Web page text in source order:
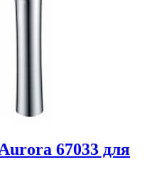
67033 для